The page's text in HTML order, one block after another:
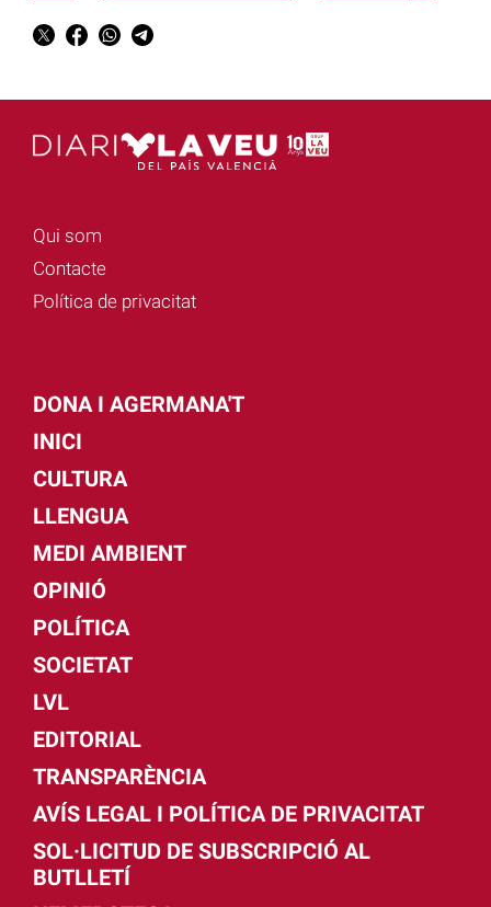
Qui som
Contacte
Política de privacitat
DONA I AGERMANA'T
INICI
CULTURA
LLENGUA
MEDI AMBIENT
OPINIÓ
POLÍTICA
SOCIETAT
LVL
EDITORIAL
TRANSPARÈNCIA
AVÍS LEGAL I POLÍTICA DE PRIVACITAT
SOL·LICITUD DE SUBSCRIPCIÓ AL
BUTLLETÍ